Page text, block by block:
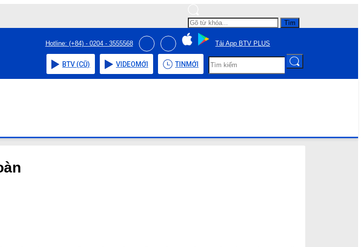
Tìm
Hotline: (+84) - 0204 - 3555568 Tải App BTV PLUS
BTV (CŨ) VIDEOMỚI TIN MỚI